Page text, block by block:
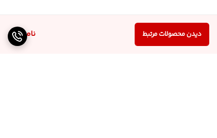
ناموجود دیدن محصولات مرتبط